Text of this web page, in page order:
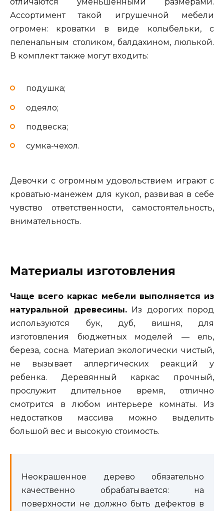
Ассортимент такой игрушечной мебели
огромен: кроватки в виде колыбельки, с
пеленальным столиком, балдахином, люлькой.
В комплект также могут входить:
подушка;
одеяло;
подвеска;
сумка-чехол.
Девочки с огромным удовольствием играют с
кроватью-манежем для кукол, развивая в себе
чувство ответственности, самостоятельность,
внимательность.
Материалы изготовления
Чаще всего каркас мебели выполняется из
натуральной древесины.Из дорогих пород
используются бук, дуб, вишня, для
изготовления бюджетных моделей — ель,
береза, сосна. Материал экологически чистый,
не вызывает аллергических реакций у
ребенка. Деревянный каркас прочный,
прослужит длительное время, отлично
смотрится в любом интерьере комнаты. Из
недостатков массива можно выделить
большой вес и высокую стоимость.
Неокрашенное дерево обязательно
качественно обрабатывается: на
поверхности не должно быть дефектов в